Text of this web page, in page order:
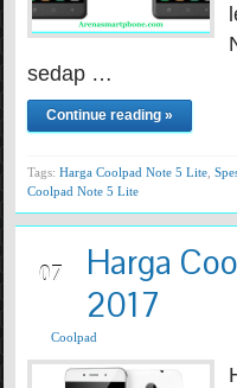
sedap …
Continue reading »
Tags: Harga Coolpad Note 5 Lite,
Coolpad Note 5 Lite
07
Harga
2017
Coolpad